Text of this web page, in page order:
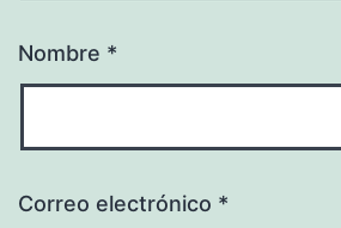
Nombre *
Correo electrónico *